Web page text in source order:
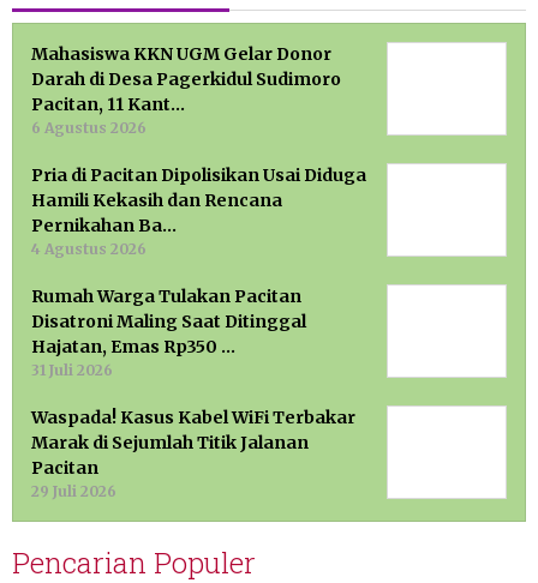
Mahasiswa KKN UGM Gelar Donor
Darah di Desa Pagerkidul Sudimoro
Pacitan, 11 Kant…
6 Agustus 2026
Pria di Pacitan Dipolisikan Usai Diduga
Hamili Kekasih dan Rencana
Pernikahan Ba…
4 Agustus 2026
Rumah Warga Tulakan Pacitan
Disatroni Maling Saat Ditinggal
Hajatan, Emas Rp350 …
31 Juli 2026
Waspada! Kasus Kabel WiFi Terbakar
Marak di Sejumlah Titik Jalanan
Pacitan
29 Juli 2026
Pencarian Populer